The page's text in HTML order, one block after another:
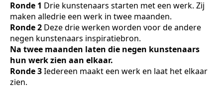
Ronde 1 Drie kunstenaars starten met een werk. Zij
maken alledrie een werk in twee maanden.
Ronde 2 Deze drie werken worden voor de andere
negen kunstenaars inspiratiebron.
Na twee maanden laten die negen kunstenaars
hun werk zien aan elkaar.
Ronde 3Iedereen maakt een werk en laat het elkaar
zien.